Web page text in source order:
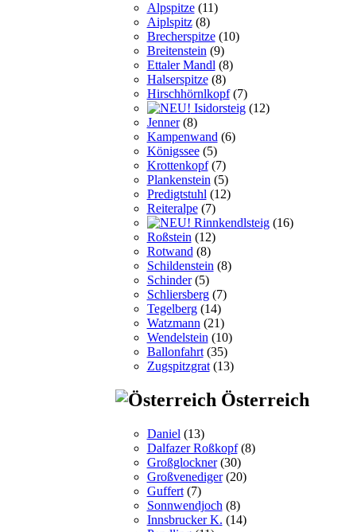
Alpspitze(11)
Aiplspitz(8)
Brecherspitze(10)
Breitenstein (9)
Ettaler Mandl (8)
Halserspitze(8)
Hirschhörnlkopf(7)
Isidorsteig(12)
Jenner(8)
Kampenwand (6)
Königssee(5)
Krottenkopf(7)
Plankenstein (5)
Predigtstuhl (12)
Reiteralpe(7)
Rinnkendlsteig(16)
Roßstein (12)
Rotwand (8)
Schildenstein (8)
Schinder(5)
Schliersberg(7)
Tegelberg(14)
Watzmann (21)
Wendelstein (10)
Ballonfahrt(35)
Zugspitzgrat(13)
Österreich
Daniel (13)
Dalfazer Roßkopf(8)
Großglockner(30)
Großvenediger(20)
Guffert(7)
Sonnwendjoch (8)
Innsbrucker K. (14)